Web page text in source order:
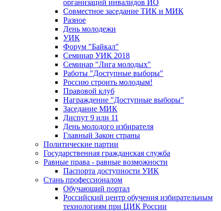
организаций инвалидов ИО
Совместное заседание ТИК и МИК
Разное
День молодежи
УИК
Форум "Байкал"
Семинар УИК 2018
Семинар "Лига молодых"
Работы "Доступные выборы"
Россию строить молодым!
Правовой клуб
Награждение "Доступные выборы"
Заседание МИК
Диспут 9 или 11
День молодого избирателя
Главный Закон страны
Политические партии
Государственная гражданская служба
Равные права - равные возможности
Паспорта доступности УИК
Стань профессионалом
Обучающий портал
Российский центр обучения избирательным
технологиям при ЦИК России